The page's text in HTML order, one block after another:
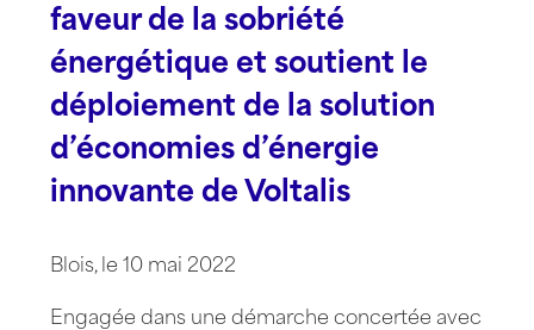
faveur de la sobriété
énergétique et soutient le
déploiement de la solution
d’économies d’énergie
innovante de Voltalis
Blois, le 10 mai 2022
Engagée dans une démarche concertée avec